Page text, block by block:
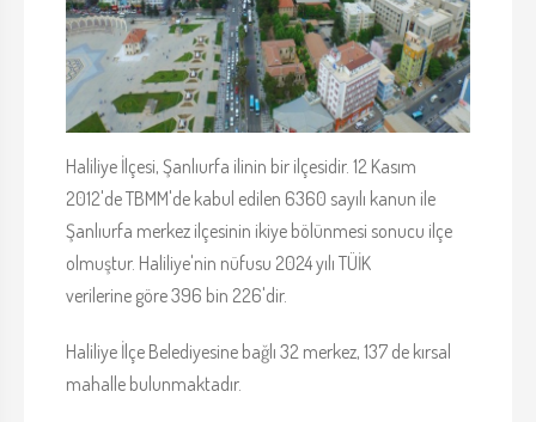
Haliliye İlçesi, Şanlıurfa ilinin bir ilçesidir. 12 Kasım
2012'de TBMM'de kabul edilen 6360 sayılı kanun ile
Şanlıurfa merkez ilçesinin ikiye bölünmesi sonucu ilçe
olmuştur. Haliliye'nin nüfusu 2024 yılı TÜİK
verilerine göre 396 bin 226'dir.
Haliliye İlçe Belediyesine bağlı 32 merkez, 137 de kırsal
mahalle bulunmaktadır.